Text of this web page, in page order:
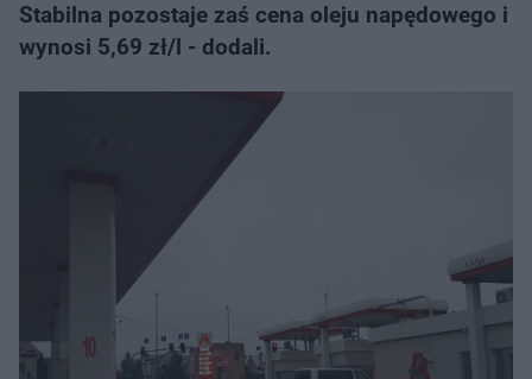
Stabilna pozostaje zaś cena oleju napędowego i
wynosi 5,69 zł/l - dodali.